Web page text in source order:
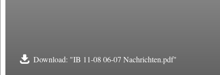
Download: "IB 11-08 06-07 Nachrichten.pdf"